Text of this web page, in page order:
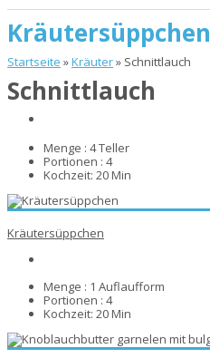
Kräutersüppchen
Startseite »Kräuter» Schnittlauch
Schnittlauch
Menge : 4 Teller
Portionen : 4
Kochzeit: 20 Min
Kräutersüppchen
Menge : 1 Auflaufform
Portionen : 4
Kochzeit: 20 Min